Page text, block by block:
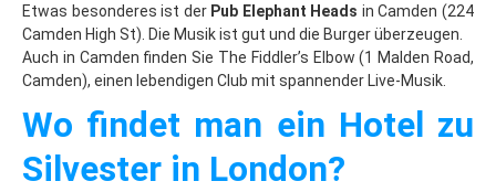
Spindlmühle
Pec pod Snezkou
Last Minute
Ramsova
Etwas besonderes ist der Pub Elephant Heads in Camden (224
Camden High St). Die Musik ist gut und die Burger überzeugen.
Auch in Camden finden Sie The Fiddler’s Elbow (1 Malden Road,
Camden), einen lebendigen Club mit spannender Live-Musik.
Wo findet man ein Hotel zu
Silvester in London?